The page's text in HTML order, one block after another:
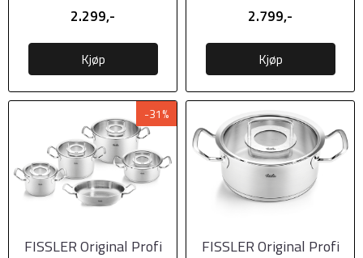
2.299,-
Kjøp
2.799,-
Kjøp
-31%
FISSLER Original Profi
FISSLER Original Profi